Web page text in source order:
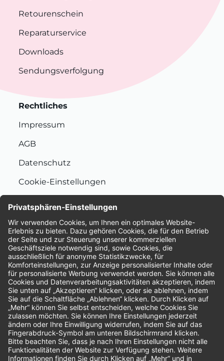
Retourenschein
Reparaturservice
Downloads
Sendungsverfolgung
Rechtliches
Impressum
AGB
Datenschutz
Cookie-Einstellungen
Bewertungen